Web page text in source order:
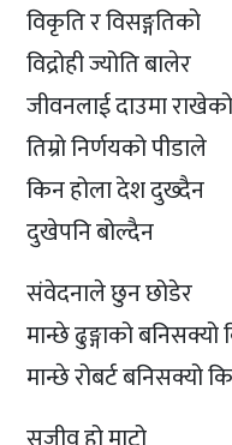
विकृति र विसङ्गतिको
विद्रोही ज्योति बालेर
जीवनलाई दाउमा राखेको
तिम्रो निर्णयको पीडाले
किन होला देश दुख्दैन
दुखेपनि बोल्दैन
संवेदनाले छुन छोडेर
मान्छे ढुङ्गाको बनिसक्यो
मान्छे रोबर्ट बनिसक्यो कि